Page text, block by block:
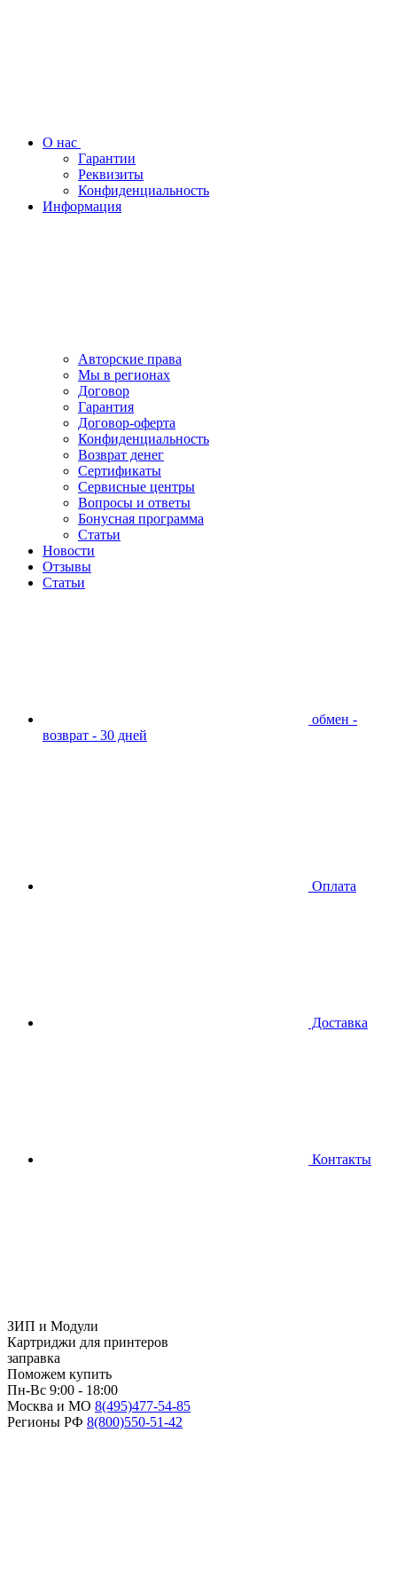
О нас
Гарантии
Реквизиты
Конфиденциальность
Информация
Авторские права
Мы в регионах
Договор
Гарантия
Договор-оферта
Конфиденциальность
Возврат денег
Сертификаты
Сервисные центры
Вопросы и ответы
Бонусная программа
Статьи
Новости
Отзывы
Статьи
обмен -
возврат - 30 дней
Оплата
Доставка
Контакты
ЗИП и Модули
Картриджи для принтеров
заправка
Поможем купить
Пн-Вс 9:00 - 18:00
Москва и МО 8(495)477-54-85
Регионы РФ 8(800)550-51-42